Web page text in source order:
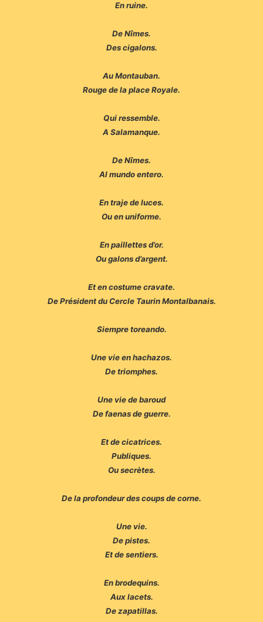
En ruine.
De Nîmes.
Des cigalons.
Au Montauban.
Rouge de la place Royale.
Qui ressemble.
A Salamanque.
De Nîmes.
Al mundo entero.
En traje de luces.
Ou en uniforme.
En paillettes d’or.
Ou galons d’argent.
Et en costume cravate.
De Président du Cercle Taurin Montalbanais.
Siempre toreando.
Une vie en hachazos.
De triomphes.
Une vie de baroud
De faenas de guerre.
Et de cicatrices.
Publiques.
Ou secrètes.
De la profondeur des coups de corne.
Une vie.
De pistes.
Et de sentiers.
En brodequins.
Aux lacets.
De zapatillas.